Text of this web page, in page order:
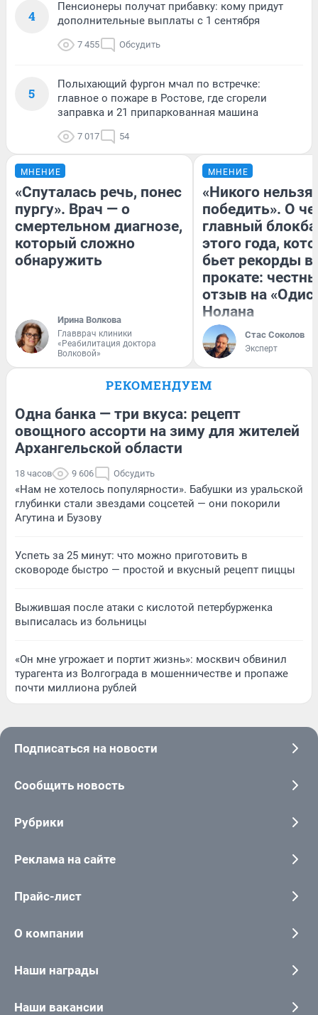
4
Пенсионеры получат прибавку: кому придут
дополнительные выплаты с 1 сентября
7 455 Обсудить
5
Полыхающий фургон мчал по встречке:
главное о пожаре в Ростове, где сгорели
заправка и 21 припаркованная машина
7 017 54
МНЕНИЕ
«Спуталась речь, понес
пургу». Врач — о
смертельном диагнозе,
который сложно
обнаружить
Ирина Волкова
Главврач клиники
«Реабилитация доктора
Волковой»
МНЕНИЕ
«Никого нельзя
победить». О
главный
этого года,
бьет рекорды в
прокате:
отзыв на
Нолана
Стас Соколов
Эксперт
РЕКОМЕНДУЕМ
Одна банка — три вкуса: рецепт
овощного ассорти на зиму для жителей
Архангельской области
18 часов 9 606 Обсудить
«Нам не хотелось популярности». Бабушки из уральской
глубинки стали звездами соцсетей — они покорили
Агутина и Бузову
Успеть за 25 минут: что можно приготовить в
сковороде быстро — простой и вкусный рецепт пиццы
Выжившая после атаки с кислотой петербурженка
выписалась из больницы
«Он мне угрожает и портит жизнь»: москвич обвинил
турагента из Волгограда в мошенничестве и пропаже
почти миллиона рублей
Подписаться на новости
Сообщить новость
Рубрики
Реклама на сайте
Прайс-лист
О компании
Наши награды
Наши вакансии